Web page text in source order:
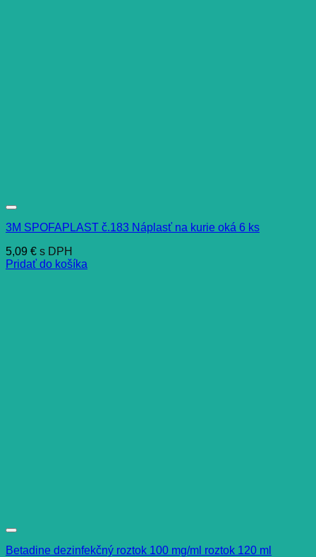
3M SPOFAPLAST č.183 Náplasť na kurie oká 6 ks
5,09 € s DPH
Pridať do košíka
Betadine dezinfekčný roztok 100 mg/ml roztok 120 ml